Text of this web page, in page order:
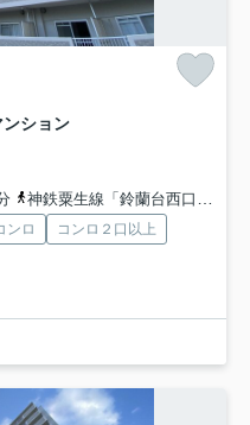
ション
神鉄粟生線「鈴蘭台西口」駅 徒歩11分
ンロ
コンロ２口以上